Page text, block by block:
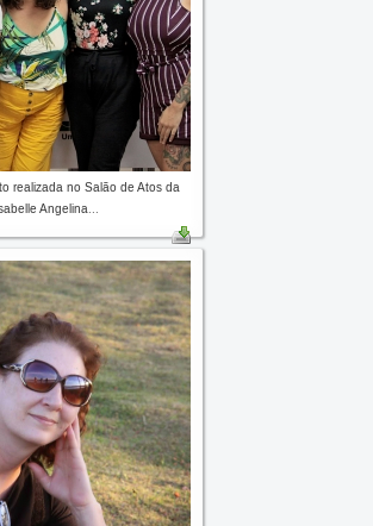
realizada no Salão de Atos da
Angelina...